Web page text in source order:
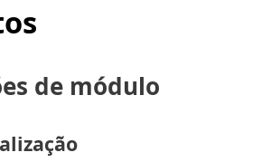
de módulo